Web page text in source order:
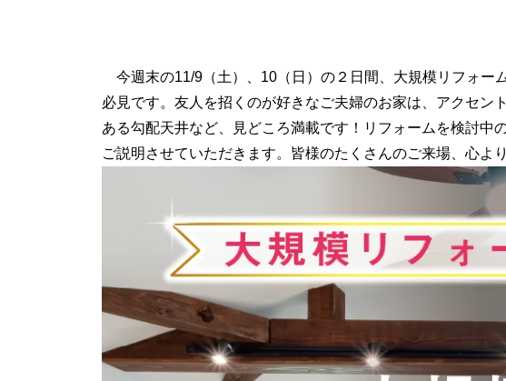
今週末の11/9（土）、10（日）の２日間、大規模リフォー
必見です。友人を招くのが好きなご夫婦のお家は、アクセ
ある勾配天井など、見どころ満載です！リフォームを検討
ご説明させていただきます。皆様のたくさんのご来場、心よ